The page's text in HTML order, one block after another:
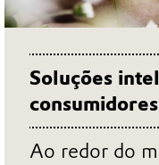
Soluções
consumidores
Ao redor do